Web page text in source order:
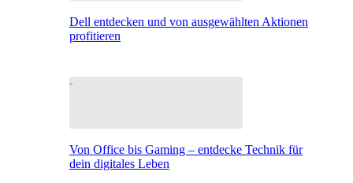
Dell entdecken und von ausgewählten Aktionen
profitieren
Von Office bis Gaming – entdecke Technik für
dein digitales Leben